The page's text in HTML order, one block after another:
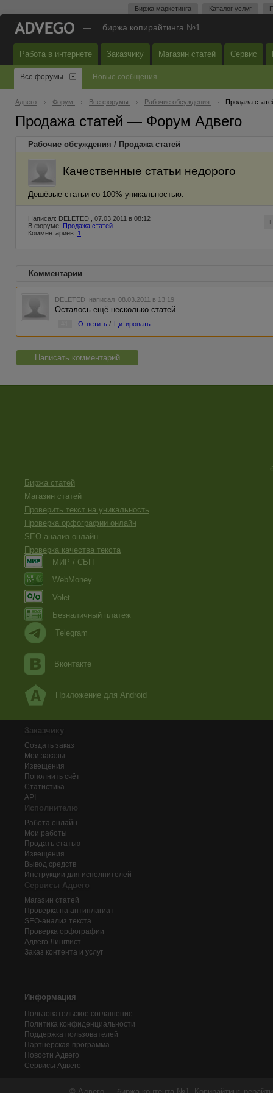
Биржа маркетинга Каталог услуг
— биржа копирайтинга №1
Работа в интернете Заказчику Магазин статей Сервис
Все форумы Новые сообщения
Адвего Форум Все форумы Рабочие обсуждения Продажа
Продажа статей — Форум Адвего
Рабочие обсуждения / Продажа статей
Качественные статьи недорого
Дешёвые статьи со 100% уникальностью.
Написал: DELETED , 07.03.2011 в 08:12
В форуме: Продажа статей
Комментариев: 1
Комментарии
DELETED написал 08.03.2011 в 13:19
Осталось ещё несколько статей.
Ответить / Цитировать
Написать комментарий
Биржа статей
Магазин статей
Проверить текст на уникальность
Проверка орфографии онлайн
SEO анализ онлайн
Проверка качества текста
МИР / СБП
WebMoney
Volet
Безналичный платеж
Telegram
Вконтакте
Приложение для Android
Заказчику
Создать заказ
Мои заказы
Извещения
Пополнить счёт
Статистика
API
Исполнителю
Работа онлайн
Мои работы
Продать статью
Извещения
Вывод средств
Инструкции для исполнителей
Сервисы Адвего
Магазин статей
Проверка на антиплагиат
SEO-анализ текста
Проверка орфографии
Адвего Лингвист
Заказ контента и услуг
Информация
Пользовательское соглашение
Политика конфиденциальности
Поддержка пользователей
Партнерская программа
Новости Адвего
Сервисы Адвего